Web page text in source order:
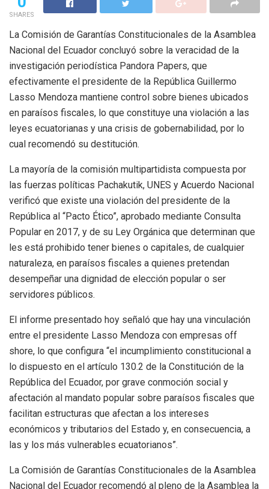
SHARES
La Comisión de Garantías Constitucionales de la Asamblea
Nacional del Ecuador concluyó sobre la veracidad de la
investigación periodística Pandora Papers, que
efectivamente el presidente de la República Guillermo
Lasso Mendoza mantiene control sobre bienes ubicados
en paraísos fiscales, lo que constituye una violación a las
leyes ecuatorianas y una crisis de gobernabilidad, por lo
cual recomendó su destitución.
La mayoría de la comisión multipartidista compuesta por
las fuerzas políticas Pachakutik, UNES y Acuerdo Nacional
verificó que existe una violación del presidente de la
República al “Pacto Ético”, aprobado mediante Consulta
Popular en 2017, y de su Ley Orgánica que determinan que
les está prohibido tener bienes o capitales, de cualquier
naturaleza, en paraísos fiscales a quienes pretendan
desempeñar una dignidad de elección popular o ser
servidores públicos.
El informe presentado hoy señaló que hay una vinculación
entre el presidente Lasso Mendoza con empresas off
shore, lo que configura “el incumplimiento constitucional a
lo dispuesto en el artículo 130.2 de la Constitución de la
República del Ecuador, por grave conmoción social y
afectación al mandato popular sobre paraísos fiscales que
facilitan estructuras que afectan a los intereses
económicos y tributarios del Estado y, en consecuencia, a
las y los más vulnerables ecuatorianos”.
La Comisión de Garantías Constitucionales de la Asamblea
Nacional del Ecuador recomendó al pleno de la Asamblea la